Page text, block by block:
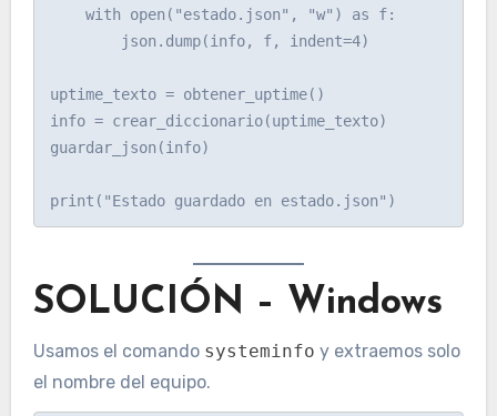
uptime_texto = obtener_uptime()
info = crear_diccionario(uptime_texto)
guardar_json(info)
SOLUCIÓN – Windows
Usamos el comando systeminfo y extraemos solo
el nombre del equipo.